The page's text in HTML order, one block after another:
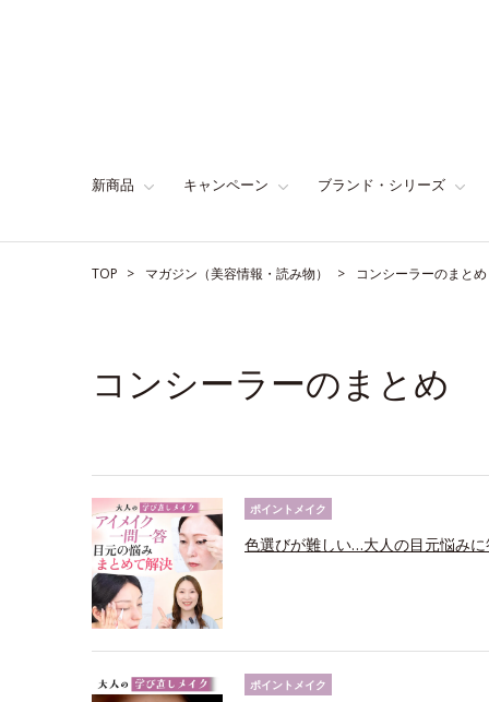
新商品 キャンペーン ブランド・シリーズ
TOP マガジン（美容情報・読み物） コンシーラーのまとめ
コンシーラーのまとめ
ポイントメイク
色選びが難しい…大人の目元悩み
ポイントメイク